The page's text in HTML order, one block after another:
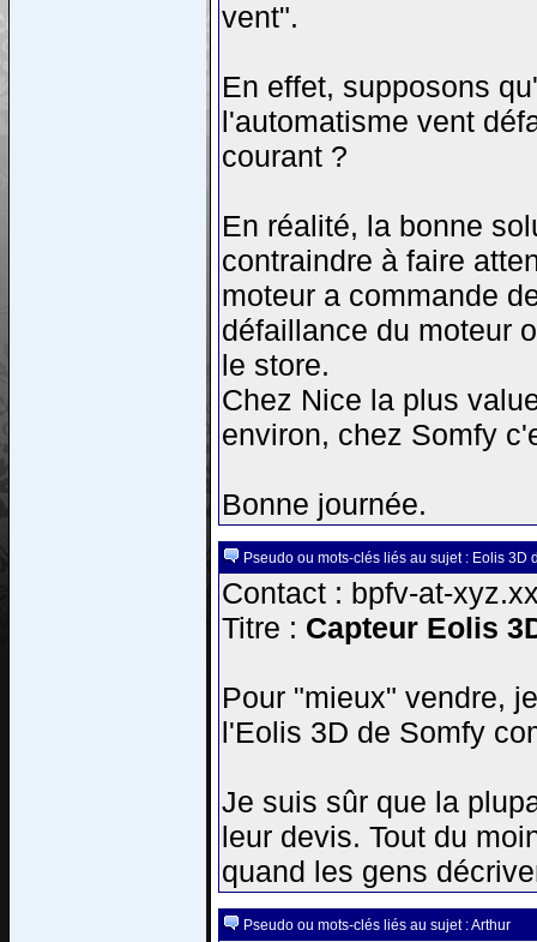
vent".
En effet, supposons
l'automatisme vent
courant ?
En réalité, la bonne
contraindre à faire
moteur a commande
défaillance du moteur
le store.
Chez Nice la plus
environ, chez Somfy
Bonne journée.
Pseudo ou mots-clés liés au sujet : Eolis 3D
Contact : bpfv-at-
Titre : Capteur Eolis
Pour "mieux" vendre,
l'Eolis 3D de Somfy
Je suis sûr que la
leur devis. Tout du
quand les gens
Pseudo ou mots-clés liés au sujet : Arthur